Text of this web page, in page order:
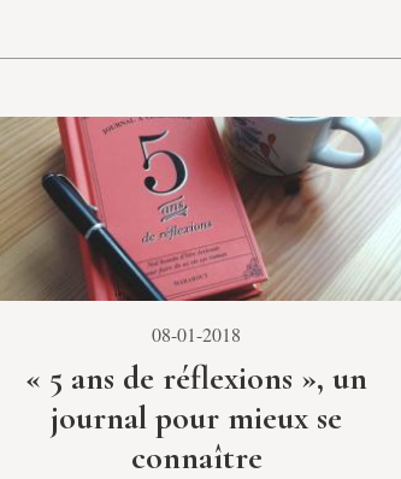
08-01-2018
« 5 ans de réflexions », un
journal pour mieux se
connaître